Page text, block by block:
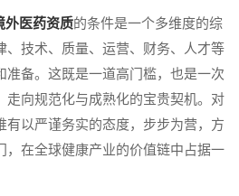
外医药资质的条件是一个多维度的综
、技术、质量、运营、财务、人才等
准备。这既是一道高门槛，也是一次
走向规范化与成熟化的宝贵契机。对
有以严谨务实的态度，步步为营，方
，在全球健康产业的价值链中占据一